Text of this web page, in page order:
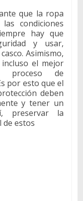
que la ropa
condiciones
hay que
y usar,
Asimismo,
el mejor
proceso de
por esto que el
deben
y tener un
preservar la
de estos